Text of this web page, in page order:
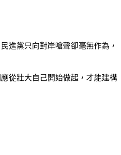
進黨只向對岸嗆聲卻毫無作為，
從壯大自己開始做起，才能建構